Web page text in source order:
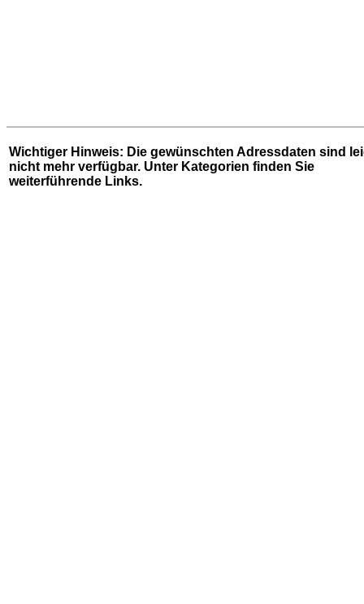
Wichtiger Hinweis: Die gewünschten Adressdaten sind
nicht mehr verfügbar. Unter Kategorien finden Sie
weiterführende Links.